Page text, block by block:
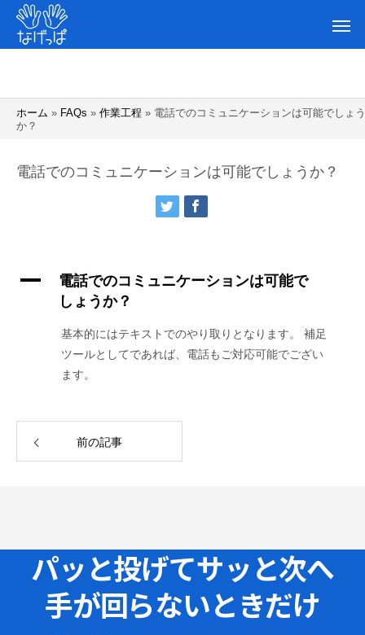
ホーム » FAQs » 作業工程 » 電話でのコミュニケーションは可能でしょう
か？
電話でのコミュニケーションは可能でしょうか？
A
電話でのコミュニケーションは可能で
しょうか？
基本的にはテキストでのやり取りとなります。 補足
ツールとしてであれば、電話もご対応可能でござい
ます。
前の記事
パッと投げてサッと次へ
手が回らないときだけ